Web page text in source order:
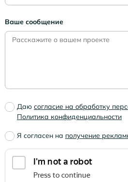
Ваше сообщение
Даю согласие на обработку
Политика конфиденциальности
Я согласен на получение